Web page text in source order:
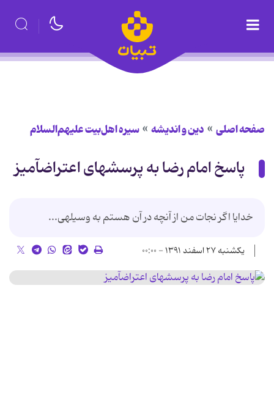
صفحه اصلی دین و اندیشه سیره اهل‌بیت علیهم‌السلام
پاسخ امام رضا به پرسشهای اعتراض‏آمیز
خدایا اگر نجات من از آنچه در آن هستم به وسیله‏ی...
یکشنبه ۲۷ اسفند ۱۳۹۱ - ۰۰:۰۰